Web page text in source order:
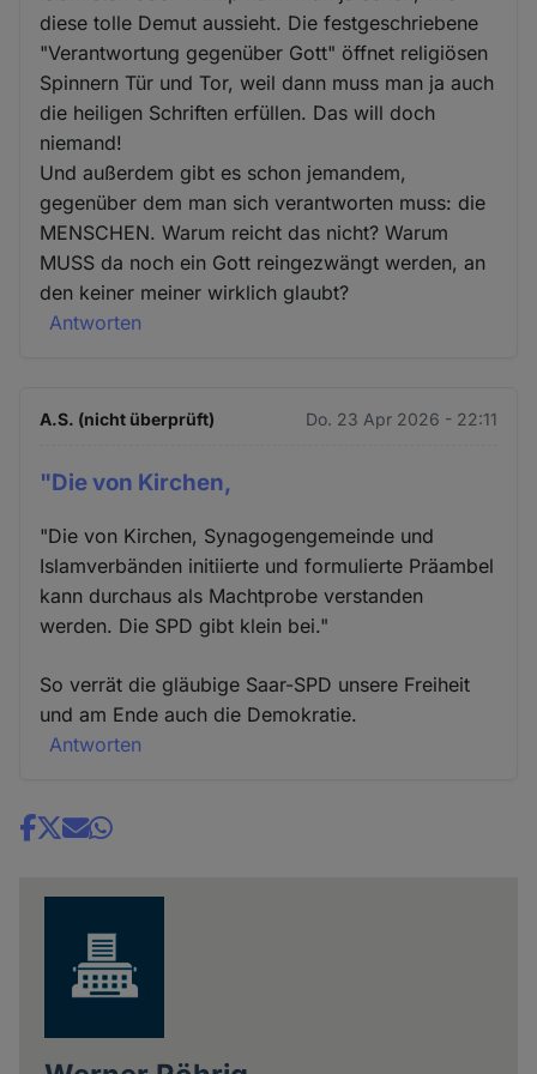
diese tolle Demut aussieht. Die festgeschriebene
"Verantwortung gegenüber Gott" öffnet religiösen
Spinnern Tür und Tor, weil dann muss man ja auch
die heiligen Schriften erfüllen. Das will doch
niemand!
Und außerdem gibt es schon jemandem,
gegenüber dem man sich verantworten muss: die
MENSCHEN. Warum reicht das nicht? Warum
MUSS da noch ein Gott reingezwängt werden, an
den keiner meiner wirklich glaubt?
Antworten
A.S. (nicht überprüft) Do. 23 Apr 2026 - 22:11
"Die von Kirchen,
"Die von Kirchen, Synagogengemeinde und
Islamverbänden initiierte und formulierte Präambel
kann durchaus als Machtprobe verstanden
werden. Die SPD gibt klein bei."
So verrät die gläubige Saar-SPD unsere Freiheit
und am Ende auch die Demokratie.
Antworten
Share